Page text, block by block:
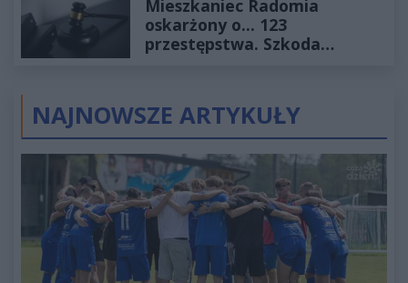
Mieszkaniec Radomia
oskarżony o... 123
przestępstwa. Szkoda
NAJNOWSZE ARTYKUŁY